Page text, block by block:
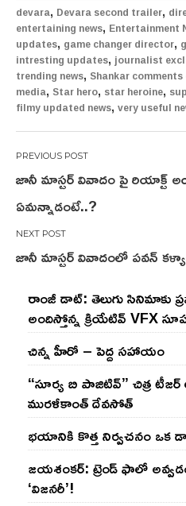
devara, Devara second trailer,
entertaining news, Entertainment
updates, game changer director,
intresting updates, journalist
trending news, Shankar
media, Star hero, star heroine,
filmy updated news, very useful
Post
navigation
జానీ మాస్టర్ వివాదం పై రియాక్ట్
ఏమన్నాడంటే..?
జానీ మాస్టర్ వివాదంలో పవన్
రాంజీ డాట్: తెలుగు సినిమాకు
అందిస్తోన్న క్రియేటివ్ VFX
చిన్న హీరో – పెద్ద సహాయం
“సూర్య బి పాజిటివ్” చిత్ర
మురళీకాంత్ దేవసోత్
భయానికి కొత్త నిర్వచనం ఒక
జయశంకర్: ట్రెండ్‌ ఫాలో
‘విజనరీ’!